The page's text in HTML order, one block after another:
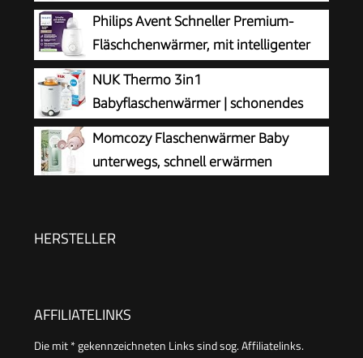
Erwärmen von flüssiger und
breiförmiger Nahrung in 90 Sekunden |
automatische Abschaltung | Korb zum einfachen
Herausnehmen | EU-Stecker
Philips Avent Schneller Premium-
Fläschchenwärmer, mit intelligenter
Temperaturregelung,
Wasserbadtechnologie, automatischer
Abschaltung, Modell SCF358/00
NUK Thermo 3in1
Babyflaschenwärmer | schonendes
Auftauen, Erwärmen und Warmhalten
von flüssiger und breiförmiger Nahrung | Korb
zum einfachen Herausnehmen | EU-Stecker
Momcozy Flaschenwärmer Baby
unterwegs, schnell erwärmen
HERSTELLER
AFFILIATELINKS
Die mit * gekennzeichneten Links sind sog. Affiliatelinks.